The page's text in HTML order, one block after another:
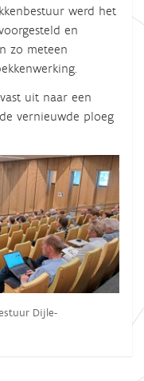
werd het
en
zo meteen
uit naar een
vernieuwde ploeg
Dijle-